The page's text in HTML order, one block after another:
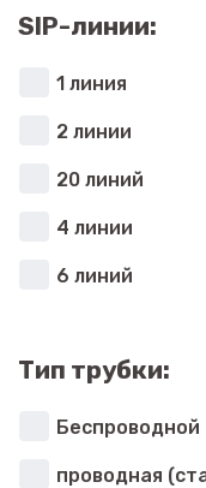
SIP-линии:
1 линия
2 линии
20 линий
4 линии
6 линий
Тип трубки:
Беспроводной
проводная